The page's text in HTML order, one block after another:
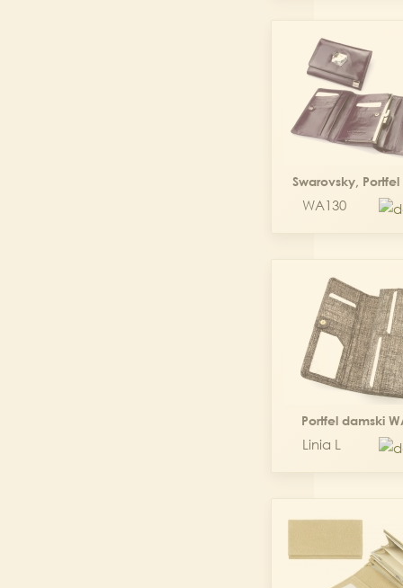
Swarovsky, Portfel
WA130
Portfel damski
Linia L